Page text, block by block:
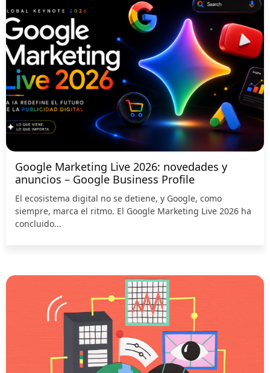
Google Marketing Live 2026: novedades y
anuncios – Google Business Profile
El ecosistema digital no se detiene, y Google, como
siempre, marca el ritmo. El Google Marketing Live 2026 ha
concluido...